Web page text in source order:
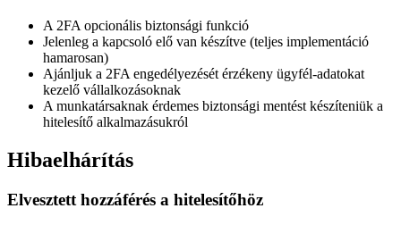
A 2FA opcionális biztonsági funkció
Jelenleg a kapcsoló elő van készítve (teljes implementáció
hamarosan)
Ajánljuk a 2FA engedélyezését érzékeny ügyfél-adatokat
kezelő vállalkozásoknak
A munkatársaknak érdemes biztonsági mentést készíteniük a
hitelesítő alkalmazásukról
Hibaelhárítás
Elvesztett hozzáférés a hitelesítőhöz